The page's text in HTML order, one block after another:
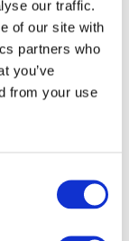
our traffic.
of our site with
partners who
you’ve
from your use